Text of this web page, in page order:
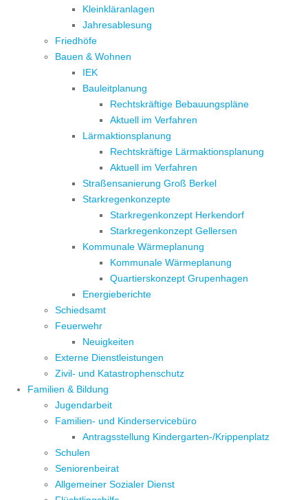
Kleinkläranlagen
Jahresablesung
Friedhöfe
Bauen & Wohnen
IEK
Bauleitplanung
Rechtskräftige Bebauungspläne
Aktuell im Verfahren
Lärmaktionsplanung
Rechtskräftige Lärmaktionsplanung
Aktuell im Verfahren
Straßensanierung Groß Berkel
Starkregenkonzepte
Starkregenkonzept Herkendorf
Starkregenkonzept Gellersen
Kommunale Wärmeplanung
Kommunale Wärmeplanung
Quartierskonzept Grupenhagen
Energieberichte
Schiedsamt
Feuerwehr
Neuigkeiten
Externe Dienstleistungen
Zivil- und Katastrophenschutz
Familien & Bildung
Jugendarbeit
Familien- und Kinderservicebüro
Antragsstellung Kindergarten-/Krippenplatz
Schulen
Seniorenbeirat
Allgemeiner Sozialer Dienst